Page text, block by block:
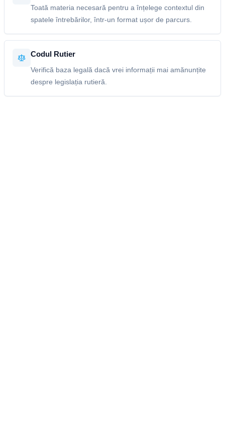
Toată materia necesară pentru a înțelege contextul din
spatele întrebărilor, într-un format ușor de parcurs.
Codul Rutier
Verifică baza legală dacă vrei informații mai amănunțite
despre legislația rutieră.